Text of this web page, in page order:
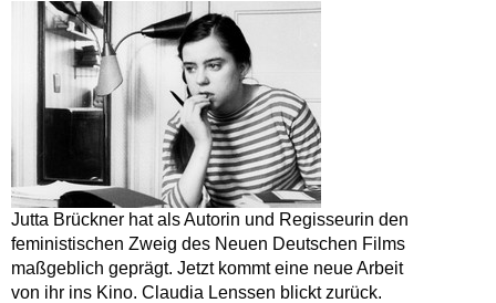
Jutta Brückner hat als Autorin und Regisseurin den
feministischen Zweig des Neuen Deutschen Films
maßgeblich geprägt. Jetzt kommt eine neue Arbeit
von ihr ins Kino. Claudia Lenssen blickt zurück.